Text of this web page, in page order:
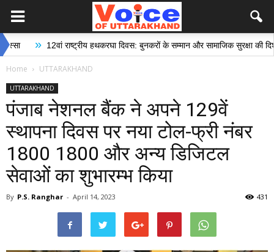
» 12वां राष्ट्रीय हथकरघा दिवस: बुनकरों के सम्मान और सामाजिक सुरक्षा की दिशा में
Home UTTARAKHAND
UTTARAKHAND
पंजाब नेशनल बैंक ने अपने 129वें
स्थापना दिवस पर नया टोल-फ्री नंबर
1800 1800 और अन्य डिजिटल
सेवाओं का शुभारम्भ किया
By P.S. Ranghar - April 14, 2023 431